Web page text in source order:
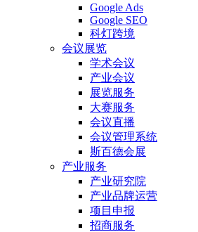
Google Ads
Google SEO
科灯跨境
会议展览
学术会议
产业会议
展览服务
大赛服务
会议直播
会议管理系统
斯百德会展
产业服务
产业研究院
产业品牌运营
项目申报
招商服务